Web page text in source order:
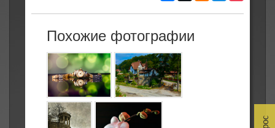
Похожие фотографии